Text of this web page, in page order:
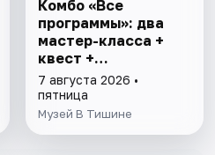
Комбо «Все
программы»: два
мастер-класса +
квест +
интерактивная
экскурсия
7 августа 2026 •
пятница
Музей В Тишине